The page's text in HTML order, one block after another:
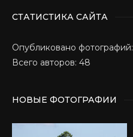
СТАТИСТИКА САЙТА
Опубликовано фотографий:
Всего авторов: 48
НОВЫЕ ФОТОГРАФИИ